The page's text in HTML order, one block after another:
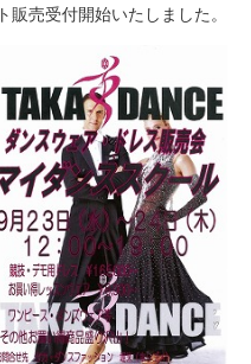
ト販売受付開始いたしました。